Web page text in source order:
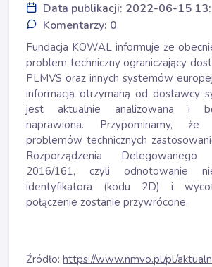
Data publikacji: 2022-06-15
Komentarzy: 0
Fundacja KOWAL informuje że
problem techniczny ograniczający
PLMVS oraz innych systemów
informacją otrzymaną od dostawcy
jest aktualnie analizowana i
naprawiona. Przypominamy,
problemów technicznych
Rozporządzenia
2016/161, czyli odnotowanie
identyfikatora (kodu 2D) i
połączenie zostanie przywrócone.
Źródło: https://www.nmvo.pl/pl/